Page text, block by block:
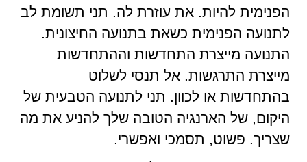
הפנימית להיות. את עוזרת לה. תני תשומת לב
לתנועה הפנימית כשאת בתנועה החיצונית.
התנועה מייצרת התחדשות וההתחדשות
מייצרת התרגשות. אל תנסי לשלוט
בהתחדשות או לכוון. תני לתנועה הטבעית של
היקום, של הארנגיה הטובה שלך להניע את מה
שצריך. פשוט, תסמכי ואפשרי.